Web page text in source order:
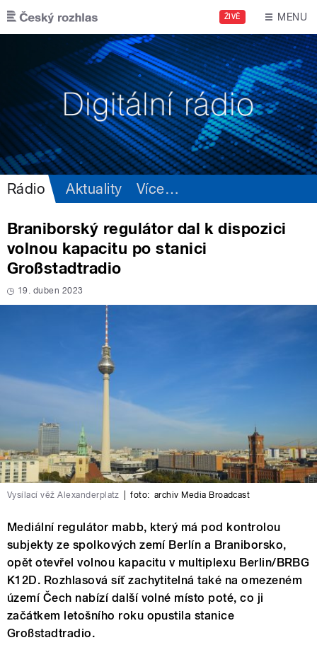
Přejít k hlavnímu obsahu
ŽIVĚ MENU
Rádio Aktuality Více…
Braniborský regulátor dal k dispozici
volnou kapacitu po stanici
Großstadtradio
19. duben 2023
Vysílací věž Alexanderplatz foto: archiv Media Broadcast
Mediální regulátor mabb, který má pod kontrolou
subjekty ze spolkových zemí Berlín a Braniborsko,
opět otevřel volnou kapacitu v multiplexu Berlin/BRBG
K12D. Rozhlasová síť zachytitelná také na omezeném
území Čech nabízí další volné místo poté, co ji
začátkem letošního roku opustila stanice
Großstadtradio.